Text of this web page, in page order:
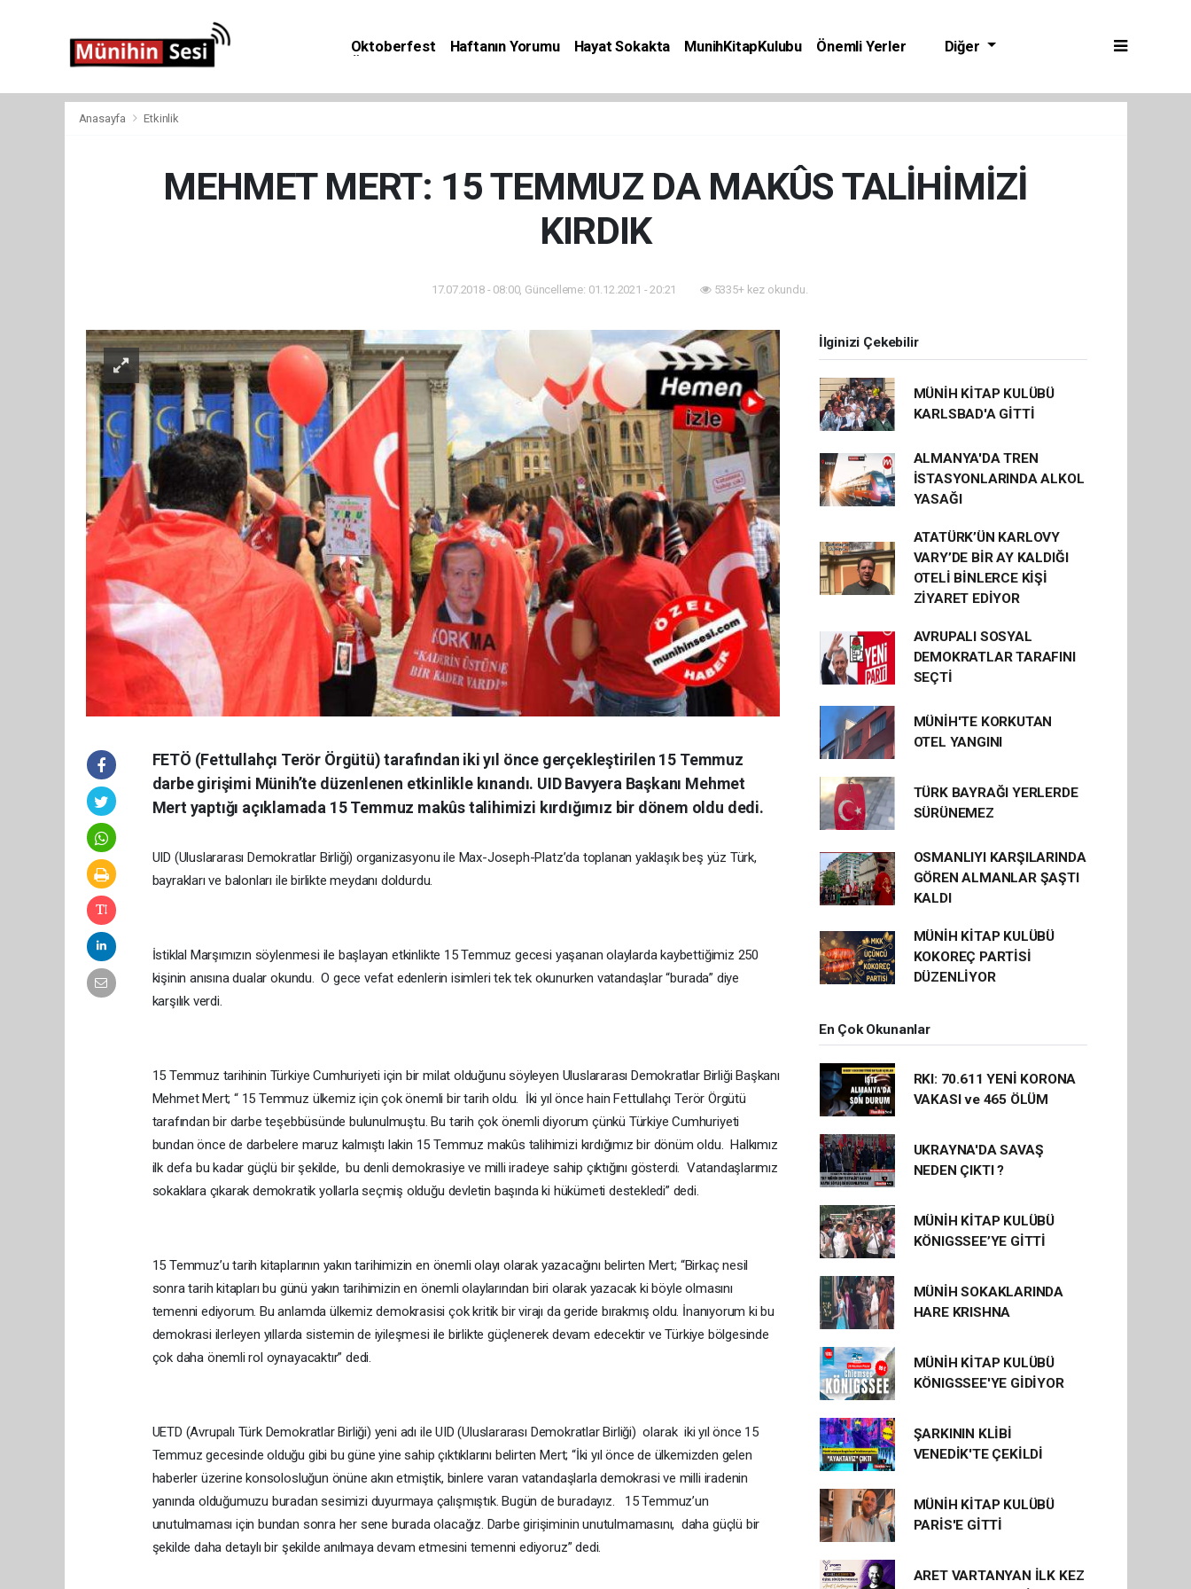
Oktoberfest Haftanın Yorumu Hayat Sokakta MunihKitapKulubu
Önemli Yerler
Diğer
Anasayfa Etkinlik
MEHMET MERT: 15 TEMMUZ DA MAKÛS TALİHİMİZİ
KIRDIK
17.07.2018 - 08:00, Güncelleme: 01.12.2021 - 20:21 5335+ kez okundu.
FETÖ (Fettullahçı Terör Örgütü) tarafından iki yıl önce gerçekleştirilen 15 Temmuz
darbe girişimi Münih’te düzenlenen etkinlikle kınandı. UID Bavyera Başkanı Mehmet
Mert yaptığı açıklamada 15 Temmuz makûs talihimizi kırdığımız bir dönem oldu dedi.
UID (Uluslararası Demokratlar Birliği) organizasyonu ile Max-Joseph-Platz’da toplanan yaklaşık beş yüz Türk,
bayrakları ve balonları ile birlikte meydanı doldurdu.
İstiklal Marşımızın söylenmesi ile başlayan etkinlikte 15 Temmuz gecesi yaşanan olaylarda kaybettiğimiz 250
kişinin anısına dualar okundu. O gece vefat edenlerin isimleri tek tek okunurken vatandaşlar “burada” diye
karşılık verdi.
15 Temmuz tarihinin Türkiye Cumhuriyeti için bir milat olduğunu söyleyen Uluslararası Demokratlar Birliği Başkanı
Mehmet Mert; “ 15 Temmuz ülkemiz için çok önemli bir tarih oldu. İki yıl önce hain Fettullahçı Terör Örgütü
tarafından bir darbe teşebbüsünde bulunulmuştu. Bu tarih çok önemli diyorum çünkü Türkiye Cumhuriyeti
bundan önce de darbelere maruz kalmıştı lakin 15 Temmuz makûs talihimizi kırdığımız bir dönüm oldu. Halkımız
ilk defa bu kadar güçlü bir şekilde, bu denli demokrasiye ve milli iradeye sahip çıktığını gösterdi. Vatandaşlarımız
sokaklara çıkarak demokratik yollarla seçmiş olduğu devletin başında ki hükümeti destekledi” dedi.
15 Temmuz’u tarih kitaplarının yakın tarihimizin en önemli olayı olarak yazacağını belirten Mert; “Birkaç nesil
sonra tarih kitapları bu günü yakın tarihimizin en önemli olaylarından biri olarak yazacak ki böyle olmasını
temenni ediyorum. Bu anlamda ülkemiz demokrasisi çok kritik bir virajı da geride bırakmış oldu. İnanıyorum ki bu
demokrasi ilerleyen yıllarda sistemin de iyileşmesi ile birlikte güçlenerek devam edecektir ve Türkiye bölgesinde
çok daha önemli rol oynayacaktır” dedi.
UETD (Avrupalı Türk Demokratlar Birliği) yeni adı ile UID (Uluslararası Demokratlar Birliği) olarak iki yıl önce 15
Temmuz gecesinde olduğu gibi bu güne yine sahip çıktıklarını belirten Mert; “İki yıl önce de ülkemizden gelen
haberler üzerine konsolosluğun önüne akın etmiştik, binlere varan vatandaşlarla demokrasi ve milli iradenin
yanında olduğumuzu buradan sesimizi duyurmaya çalışmıştık. Bugün de buradayız. 15 Temmuz’un
unutulmaması için bundan sonra her sene burada olacağız. Darbe girişiminin unutulmamasını, daha güçlü bir
şekilde daha detaylı bir şekilde anılmaya devam etmesini temenni ediyoruz” dedi.
İlginizi Çekebilir
MÜNİH KİTAP KULÜBÜ
KARLSBAD'A GİTTİ
ALMANYA'DA TREN
İSTASYONLARINDA ALKOL
YASAĞI
ATATÜRK’ÜN KARLOVY
VARY’DE BİR AY KALDIĞI
OTELİ BİNLERCE KİŞİ
ZİYARET EDİYOR
AVRUPALI SOSYAL
DEMOKRATLAR TARAFINI
SEÇTİ
MÜNİH'TE KORKUTAN
OTEL YANGINI
TÜRK BAYRAĞI YERLERDE
SÜRÜNEMEZ
OSMANLIYI KARŞILARINDA
GÖREN ALMANLAR ŞAŞTI
KALDI
MÜNİH KİTAP KULÜBÜ
KOKOREÇ PARTİSİ
DÜZENLİYOR
En Çok Okunanlar
RKI: 70.611 YENİ KORONA
VAKASI ve 465 ÖLÜM
UKRAYNA'DA SAVAŞ
NEDEN ÇIKTI ?
MÜNİH KİTAP KULÜBÜ
KÖNIGSSEE’YE GİTTİ
MÜNİH SOKAKLARINDA
HARE KRISHNA
MÜNİH KİTAP KULÜBÜ
KÖNIGSSEE'YE GİDİYOR
ŞARKININ KLİBİ
VENEDİK'TE ÇEKİLDİ
MÜNİH KİTAP KULÜBÜ
PARİS'E GİTTİ
ARET VARTANYAN İLK KEZ